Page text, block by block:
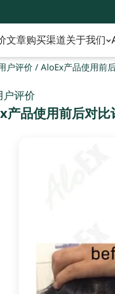
文章购买渠道关于我们
户评价/AloEx产品使用前
评价
产品使用前后对比